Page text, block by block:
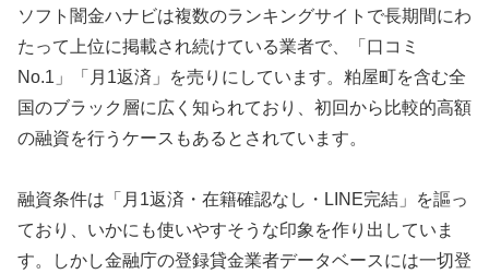
ソフト闇金ハナビは複数のランキングサイトで長期間にわ
たって上位に掲載され続けている業者で、「口コミ
No.1」「月1返済」を売りにしています。粕屋町を含む全
国のブラック層に広く知られており、初回から比較的高額
の融資を行うケースもあるとされています。
融資条件は「月1返済・在籍確認なし・LINE完結」を謳っ
ており、いかにも使いやすそうな印象を作り出していま
す。しかし金融庁の登録貸金業者データベースには一切登